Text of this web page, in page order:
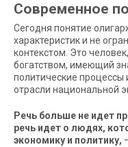
Современное
Сегодня понятие
характеристик и не
контекстом. Это
богатством, имеющий
политические
отрасли национальной
Речь больше не идет
речь идет о людях,
экономику и политику,